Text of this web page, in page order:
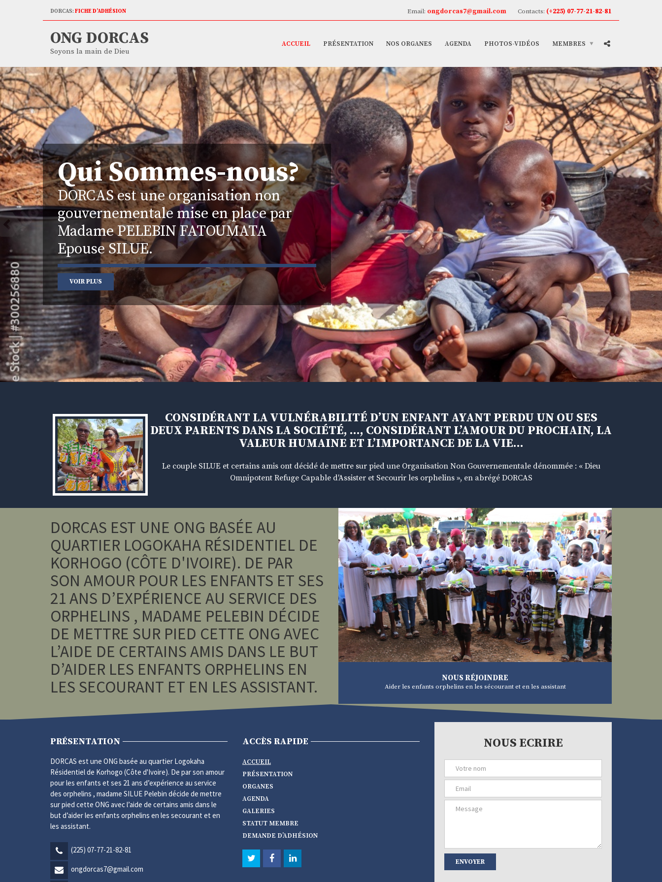
DORCAS: FICHE D’ADHÉSION Email: ongdorcas7@gmail.com Contacts: (+225) 07-77-21-82-81
ONG DORCAS
Soyons la main de Dieu
ACCUEIL PRÉSENTATION NOS ORGANES AGENDA PHOTOS-VIDÉOS MEMBRES
Qui Sommes-nous?
DORCAS est une organisation non
gouvernementale mise en place par
Madame PELEBIN FATOUMATA
Epouse SILUE.
VOIR PLUS
CONSIDÉRANT LA VULNÉRABILITÉ D’UN ENFANT AYANT PERDU UN OU SES
DEUX PARENTS DANS LA SOCIÉTÉ, …, CONSIDÉRANT L’AMOUR DU PROCHAIN, LA
VALEUR HUMAINE ET L’IMPORTANCE DE LA VIE…
Le couple SILUE et certains amis ont décidé de mettre sur pied une Organisation Non Gouvernementale dénommée : « Dieu
Omnipotent Refuge Capable d'Assister et Secourir les orphelins », en abrégé DORCAS
DORCAS EST UNE ONG BASÉE AU
QUARTIER LOGOKAHA RÉSIDENTIEL DE
KORHOGO (CÔTE D'IVOIRE). DE PAR
SON AMOUR POUR LES ENFANTS ET SES
21 ANS D’EXPÉRIENCE AU SERVICE DES
ORPHELINS , MADAME PELEBIN DÉCIDE
DE METTRE SUR PIED CETTE ONG AVEC
L’AIDE DE CERTAINS AMIS DANS LE BUT
D’AIDER LES ENFANTS ORPHELINS EN
LES SECOURANT ET EN LES ASSISTANT.
NOUS RÉJOINDRE
Aider les enfants orphelins en les sécourant et en les assistant
VOIR PLUS
PRÉSENTATION
DORCAS est une ONG basée au quartier Logokaha
Résidentiel de Korhogo (Côte d'Ivoire). De par son amour
pour les enfants et ses 21 ans d’expérience au service
des orphelins , madame SILUE Pelebin décide de mettre
sur pied cette ONG avec l’aide de certains amis dans le
but d’aider les enfants orphelins en les secourant et en
les assistant.
(225) 07-77-21-82-81
ongdorcas7@gmail.com
ACCÈS RAPIDE
ACCUEIL
PRÉSENTATION
ORGANES
AGENDA
GALERIES
STATUT MEMBRE
DEMANDE D’ADHÉSION
NOUS ECRIRE